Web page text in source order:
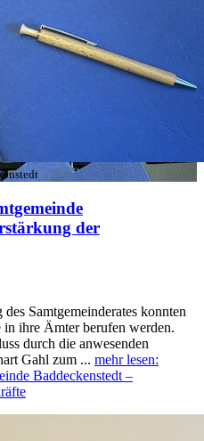
der
Samtgemeinderates konnten
ihre Ämter berufen werden.
durch die anwesenden
Gahl zum ... mehr lesen:
Baddeckenstedt –